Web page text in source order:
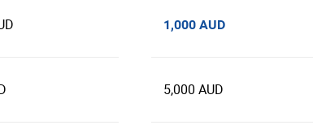
1,000 AUD
5,000 AUD